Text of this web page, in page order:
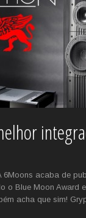
6Moons acaba de
o Blue Moon Award
acha que sim!